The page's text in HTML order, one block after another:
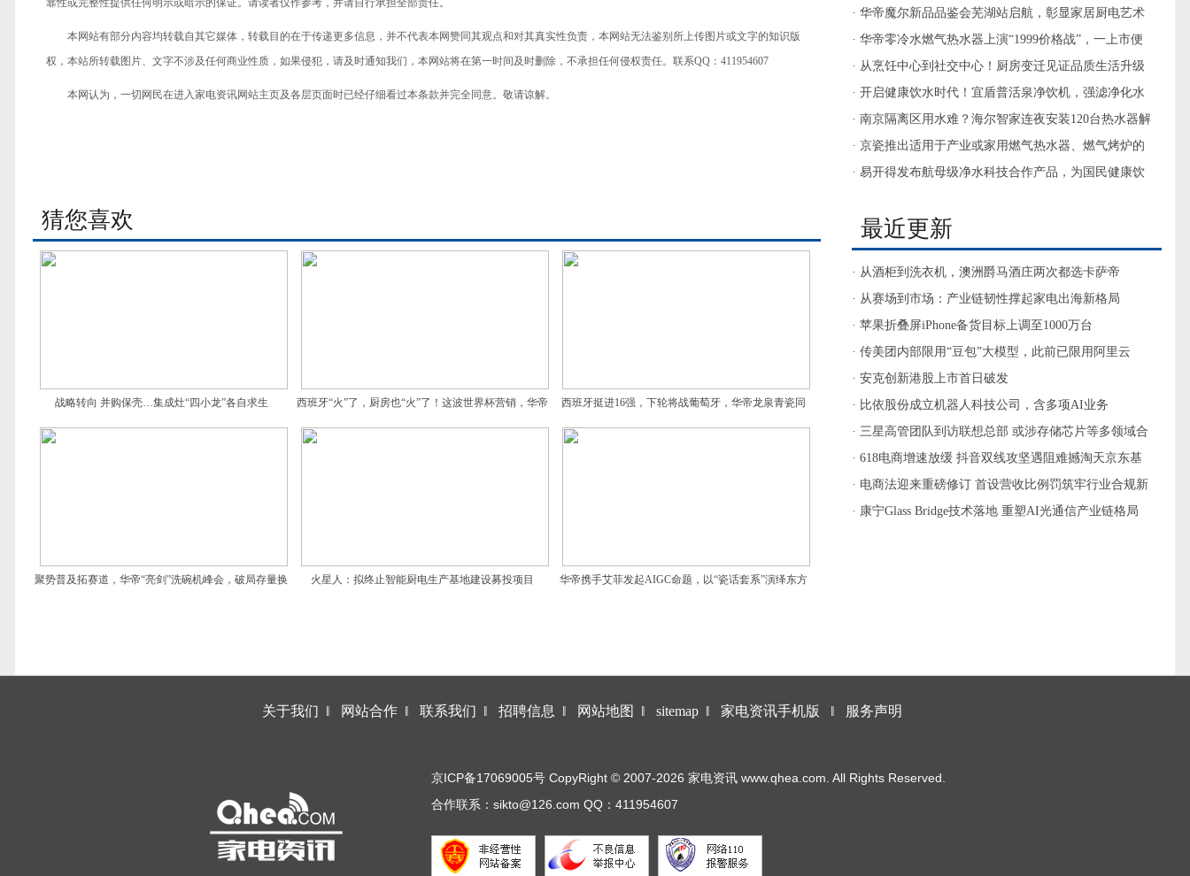
靠性或完整性提供任何明示或暗示的保证。请读者仅作参考，并请自行承担全部责任。
本网站有部分内容均转载自其它媒体，转载目的在于传递更多信息，并不代表本网赞同其观点和对其真实性负责，本网站无法鉴别所上传图片或文字的知识版
权，本站所转载图片、文字不涉及任何商业性质，如果侵犯，请及时通知我们，本网站将在第一时间及时删除，不承担任何侵权责任。联系QQ：411954607
本网认为，一切网民在进入家电资讯网站主页及各层页面时已经仔细看过本条款并完全同意。敬请谅解。
猜您喜欢
战略转向 并购保壳…集成灶“四小龙”各自求生 西班牙“火”了，厨房也“火”了！这波世界杯营销，华帝
燃的是文化底蕴
西班牙挺进16强，下轮将战葡萄牙，华帝龙泉青瓷同
步“出圈”
聚势普及拓赛道，华帝“亮剑”洗碗机峰会，破局存量换 火星人：拟终止智能厨电生产基地建设募投项目 华帝携手艾菲发起AIGC命题，以“瓷话套系”演绎东方
答案了
· 华帝魔尔新品品鉴会芜湖站启航，彰显家居厨电艺术
· 华帝零冷水燃气热水器上演“1999价格战”，一上市便
打破底价
· 从烹饪中心到社交中心！厨房变迁见证品质生活升级
· 开启健康饮水时代！宜盾普活泉净饮机，强滤净化水
质，微矿健康饮水
· 南京隔离区用水难？海尔智家连夜安装120台热水器解
决
· 京瓷推出适用于产业或家用燃气热水器、燃气烤炉的
230V标准型氮化硅加热器
· 易开得发布航母级净水科技合作产品，为国民健康饮
最近更新
· 从酒柜到洗衣机，澳洲爵马酒庄两次都选卡萨帝
· 从赛场到市场：产业链韧性撑起家电出海新格局
· 苹果折叠屏iPhone备货目标上调至1000万台
· 传美团内部限用“豆包”大模型，此前已限用阿里云
Qwen模型
· 安克创新港股上市首日破发
· 比依股份成立机器人科技公司，含多项AI业务
· 三星高管团队到访联想总部 或涉存储芯片等多领域合
作
· 618电商增速放缓 抖音双线攻坚遇阻难撼淘天京东基
本盘
· 电商法迎来重磅修订 首设营收比例罚筑牢行业合规新
基石
· 康宁Glass Bridge技术落地 重塑AI光通信产业链格局
关于我们 ‖ 网站合作 ‖ 联系我们 ‖ 招聘信息 ‖ 网站地图 ‖ sitemap ‖ 家电资讯手机版 ‖ 服务声明
京ICP备17069005号 CopyRight © 2007-2026 家电资讯 www.qhea.com. All Rights Reserved.
合作联系：sikto@126.com QQ：411954607